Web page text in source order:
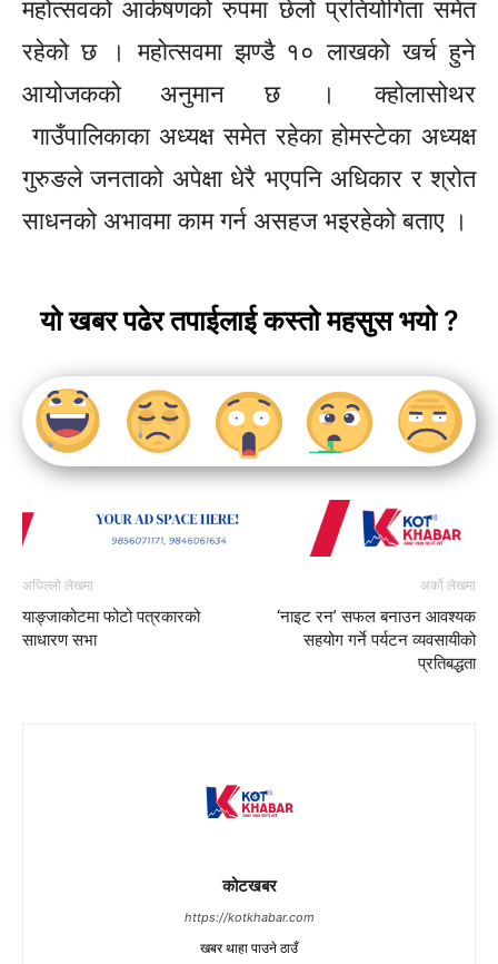
महोत्सवकोआर्कषणकोरुपमा छेलो प्रतियोगिता समेत
रहेको छ । महोत्सवमा झण्डै १० लाखको खर्च हुने
आयोजकको अनुमान छ ।क्होलासोथर
गाउँपालिकाका अध्यक्ष समेत रहेका होमस्टेका अध्यक्ष
गुरुङले जनताको अपेक्षा धेरै भएपनि अधिकार र श्रोत
साधनको अभावमा काम गर्न असहज भइरहेको बताए ।
यो खबर पढेर तपाईलाई कस्तो महसुस भयो ?
अघिल्लो लेखमा
याङ्जाकोटमा फोटो पत्रकारको
साधारण सभा
अर्को लेखमा
‘नाइट रन’ सफल बनाउन आवश्यक
सहयोग गर्ने पर्यटन व्यवसायीको
प्रतिबद्धता
कोटखबर
https://kotkhabar.com
खबर थाहा पाउने ठाउँ